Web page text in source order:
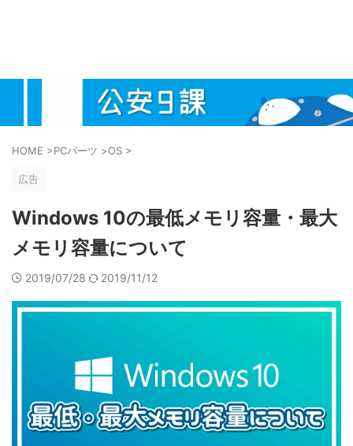
HOME >PCパーツ >OS >
広告
Windows 10の最低メモリ容量・最大
メモリ容量について
2019/07/28 2019/11/12